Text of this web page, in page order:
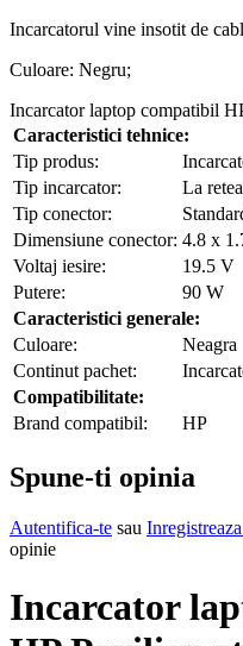
Incarcatorul vine insotit de
Culoare: Negru;
Incarcator laptop compatibil
Caracteristici tehnice:
Tip produs:
Tip incarcator:
La retea
Tip conector:
Dimensiune conector: 4.8 x
Voltaj iesire:
19.5 V
Putere:
90 W
Caracteristici generale:
Culoare:
Neagra
Continut pachet:
Compatibilitate:
Brand compatibil:
HP
Spune-ti opinia
Autentifica-te sau
opinie
Incarcator